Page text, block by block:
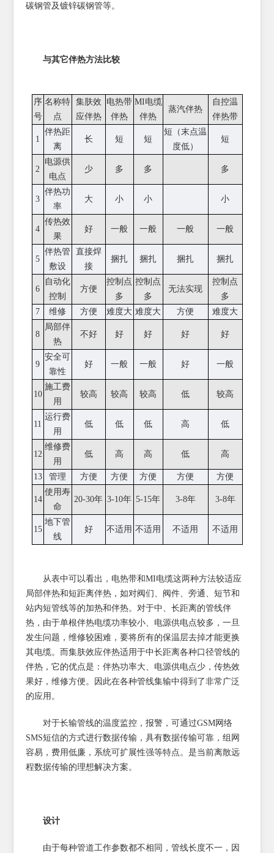
碳钢管及镀锌碳钢管等。
与其它伴热方法比较
序
号
名称特
点
集肤效
应伴热
电热带
伴热
MI电缆
伴热
蒸汽伴热
自控温
伴热带
1
伴热距
离
长 短 短
短（末点温
度低）
短
2
电源供
电点
少 多 多 多
3
伴热功
率
大 小 小 小
4
传热效
果
好 一般 一般 一般 一般
5
伴热管
敷设
直接焊
接
捆扎 捆扎 捆扎 捆扎
6
自动化
控制
方便
控制点
多
控制点
多
无法实现
控制点
多
7
维修 方便 难度大 难度大 方便 难度大
8
局部伴
热
不好 好 好 好 好
9
安全可
靠性
好 一般 一般 好 一般
10
施工费
用
较高 较高 较高 低 较高
11
运行费
用
低 低 低 高 低
12
维修费
用
低 高 高 低 高
13 管理 方便 方便 方便 方便 方便
14
使用寿
命
20-30年 3-10年 5-15年 3-8年 3-8年
15
地下管
线
好 不适用 不适用 不适用 不适用
从表中可以看出，电热带和MI电缆这两种方法较适应
局部伴热和短距离伴热，如对阀们、阀件、旁通、短节和
站内短管线等的加热和伴热。对于中、长距离的管线伴
热，由于单根伴热电缆功率较小、电源供电点较多，一旦
发生问题，维修较困难，要将所有的保温层去掉才能更换
其电缆。而集肤效应伴热适用于中长距离各种口径管线的
伴热，它的优点是：伴热功率大、电源供电点少，传热效
果好，维修方便。因此在各种管线集输中得到了非常广泛
的应用。
对于长输管线的温度监控，报警，可通过GSM网络
SMS短信的方式进行数据传输，具有数据传输可靠，组网
容易，费用低廉，系统可扩展性强等特点。是当前离散远
程数据传输的理想解决方案。
设计
由于每种管道工作参数都不相同，管线长度不一，因